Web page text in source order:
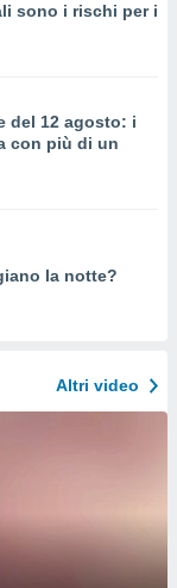
sono i rischi per i
del 12 agosto: i
con più di un
la notte?
Altri video